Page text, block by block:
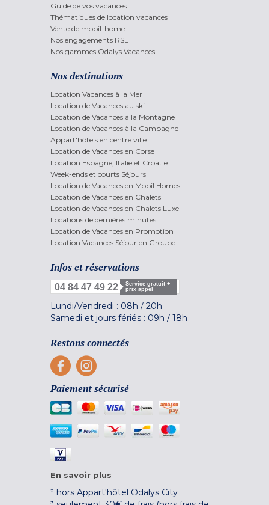
Guide de vos vacances
Thématiques de location vacances
Vente de mobil-home
Nos engagements RSE
Nos gammes Odalys Vacances
Nos destinations
Location Vacances à la Mer
Location de Vacances au ski
Location de Vacances à la Montagne
Location de Vacances à la Campagne
Appart'hôtels en centre ville
Location de Vacances en Corse
Location Espagne, Italie et Croatie
Week-ends et courts Séjours
Location de Vacances en Mobil Homes
Location de Vacances en Chalets
Location de Vacances en Chalets Luxe
Locations de dernières minutes
Location de Vacances en Promotion
Location Vacances Séjour en Groupe
Infos et réservations
04 84 47 49 22
Service gratuit +
prix appel
Lundi/Vendredi : 08h / 20h
Samedi et jours fériés : 09h / 18h
Restons connectés
Paiement sécurisé
En savoir plus
² hors Appart'hôtel Odalys City